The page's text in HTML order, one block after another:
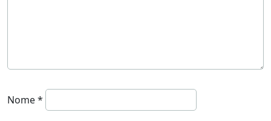
Nome*